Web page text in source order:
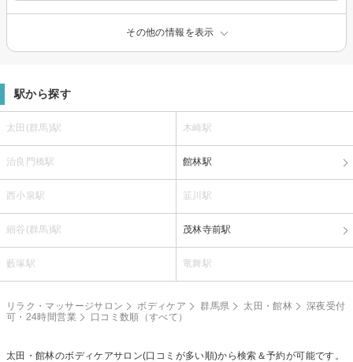
その他の情報を表示
駅から探す
太田(群馬)駅 木崎駅
治良門橋駅 館林駅
西小泉駅 韮川駅
細谷(群馬)駅 茂林寺前駅
藪塚駅 竜舞駅
リラク・マッサージサロン ボディケア 群馬県 太田・館林
深夜受付
可・24時間営業
口コミ数順（すべて）
太田・館林のボディケアサロン(口コミが多い順)から検索＆予約が可能です。